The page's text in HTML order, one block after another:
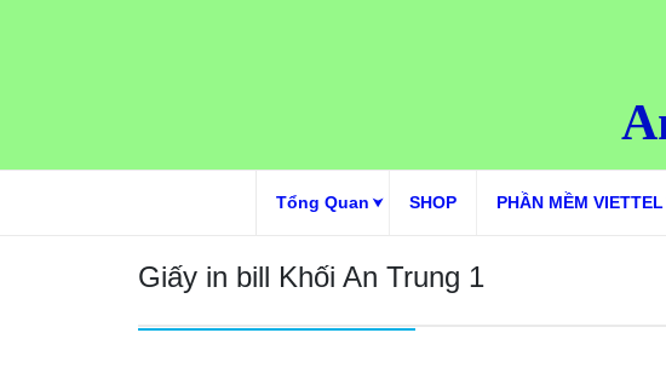
Tổng Quan SHOP PHẦN MỀM VIETTEL
Giấy in bill Khối An Trung 1